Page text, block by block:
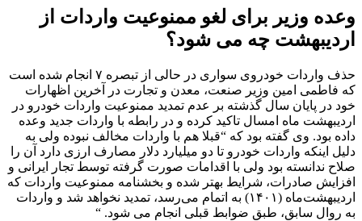
وعده وزیر برای لغو ممنوعیت واردات از
اردیبهشت چه می شود؟
حذف واردات خودروی سواری در حالی از تبصره ۷ انجام شده است
که فاطمی امین وزیر صنعت، معدن و تجارت در آخرین اظهارات
خود در پایان سال گذشته بر عدم تمدید ممنوعیت واردات خودرو در
اردیبهشت ماه امسال تاکید کرده و در رابطه با واردات جدید وعده
داده بود. وی گفته بود که “قبلا هم با واردات مخالف نبوده ولی به
دلیل اینکه واردات خودرو تا دو میلیارد دلار مصارف ارزی دارد آن را
صلاح ندانسته بود ولی با اقدامات صورت گرفته توسط تجار ایرانی و
افزایش صادرات، شرایط بهتر شده و بخشنامه ممنوعیت واردات که
اردیبهشت‌ماه (۱۴۰۱) به اتمام می‌رسد، تمدید نخواهد شد و واردات
به روال سابق، طبق ضوابط قبلی انجام می شود. “